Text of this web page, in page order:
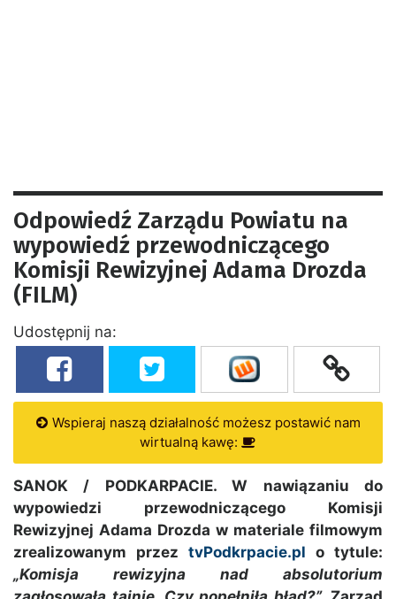
Odpowiedź Zarządu Powiatu na
wypowiedź przewodniczącego
Komisji Rewizyjnej Adama Drozda
(FILM)
Udostępnij na:
Wspieraj naszą działalność możesz postawić nam
wirtualną kawę:
SANOK / PODKARPACIE. W nawiązaniu do
wypowiedzi przewodniczącego Komisji
Rewizyjnej Adama Drozda w materiale filmowym
zrealizowanym przez tvPodkrpacie.pl o tytule:
„Komisja rewizyjna nad absolutorium